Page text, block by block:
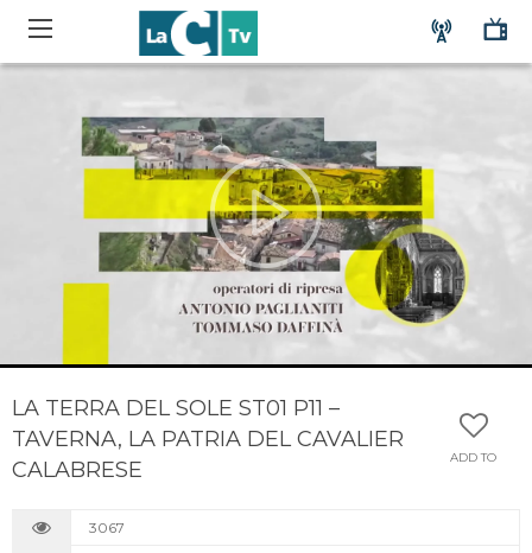
ADD TO
LA TERRA DEL SOLE ST01 P11 –
TAVERNA, LA PATRIA DEL CAVALIER
CALABRESE
3067